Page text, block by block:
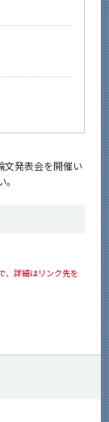
文発表会を開催い
、詳細はリンク先を